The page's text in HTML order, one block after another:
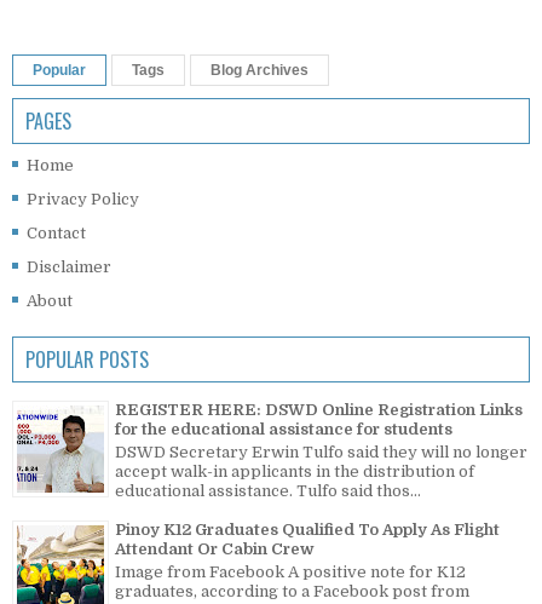
Popular Tags Blog Archives
PAGES
Home
Privacy Policy
Contact
Disclaimer
About
POPULAR POSTS
REGISTER HERE: DSWD Online Registration Links
for the educational assistance for students
DSWD Secretary Erwin Tulfo said they will no longer
accept walk-in applicants in the distribution of
educational assistance. Tulfo said thos...
Pinoy K12 Graduates Qualified To Apply As Flight
Attendant Or Cabin Crew
Image from Facebook A positive note for K12
graduates, according to a Facebook post from